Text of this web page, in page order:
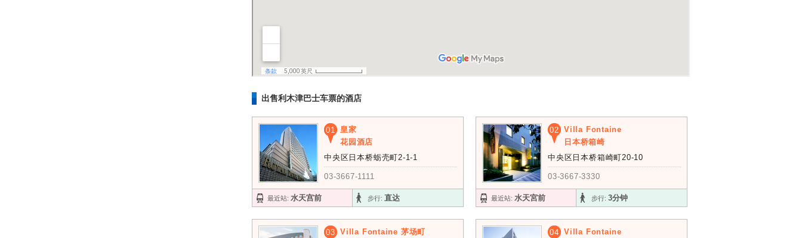
出售利木津巴士车票的酒店
01 皇家
花园酒店
中央区日本桥蛎壳町2-1-1
03-3667-1111
最近站: 水天宫前 步行: 直达
02 Villa Fontaine
日本桥箱崎
中央区日本桥箱崎町20-10
03-3667-3330
最近站: 水天宮前 步行: 3分钟
03 Villa Fontaine 茅场町
04 Villa Fontaine